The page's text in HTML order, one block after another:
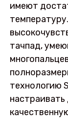
имеют
тачпад,
технологию